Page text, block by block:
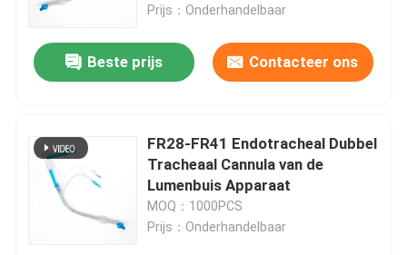
Zuigeling
Prijs：Onderhandelbaar
Beste prijs Contacteer ons
FR28-FR41 Endotracheal Dubbel
Tracheaal Cannula van de
Lumenbuis Apparaat
MOQ：1000PCS
Prijs：Onderhandelbaar